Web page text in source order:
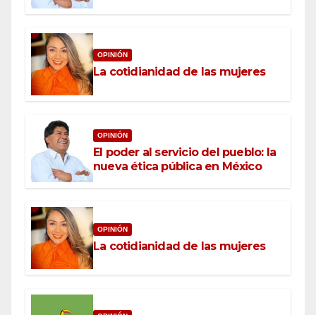
OPINIÓN
La cotidianidad de las mujeres
OPINIÓN
El poder al servicio del pueblo: la
nueva ética pública en México
OPINIÓN
La cotidianidad de las mujeres